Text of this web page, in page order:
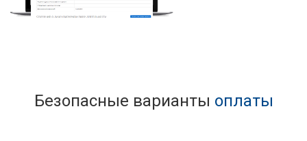
Безопасные варианты оплаты